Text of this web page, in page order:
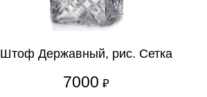
Штоф Державный, рис. Сетка
7000